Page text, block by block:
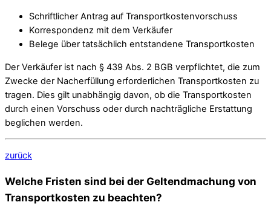
Schriftlicher Antrag auf Transportkostenvorschuss
Korrespondenz mit dem Verkäufer
Belege über tatsächlich entstandene Transportkosten
Der Verkäufer ist nach § 439 Abs. 2 BGB verpflichtet, die zum
Zwecke der Nacherfüllung erforderlichen Transportkosten zu
tragen. Dies gilt unabhängig davon, ob die Transportkosten
durch einen Vorschuss oder durch nachträgliche Erstattung
beglichen werden.
zurück
Welche Fristen sind bei der Geltendmachung von
Transportkosten zu beachten?